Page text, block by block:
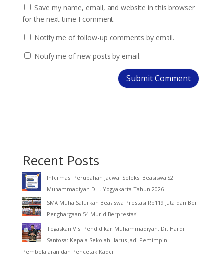
Save my name, email, and website in this browser
for the next time I comment.
Notify me of follow-up comments by email.
Notify me of new posts by email.
Recent Posts
Informasi Perubahan Jadwal Seleksi Beasiswa S2
Muhammadiyah D. I. Yogyakarta Tahun 2026
SMA Muha Salurkan Beasiswa Prestasi Rp119 Juta dan Beri
Penghargaan 54 Murid Berprestasi
Tegaskan Visi Pendidikan Muhammadiyah, Dr. Hardi
Santosa: Kepala Sekolah Harus Jadi Pemimpin
Pembelajaran dan Pencetak Kader